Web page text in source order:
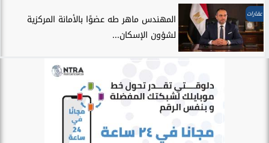
عقارات
المهندس ماهر طه عضوًا بالأمانة المركزية
لشؤون الإسكان...